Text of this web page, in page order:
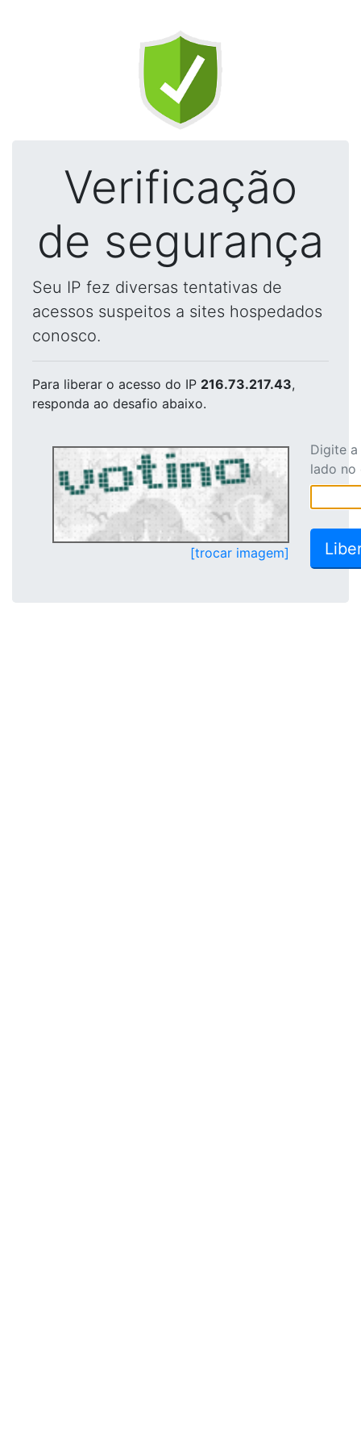
Verificação
de segurança
Seu IP fez diversas tentativas de
acessos suspeitos a sites hospedados
conosco.
Para liberar o acesso do IP 216.73.217.43,
responda ao desafio abaixo.
[trocar imagem]
Digite
lado no